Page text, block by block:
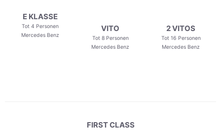
E KLASSE
Tot 4 Personen
Mercedes Benz
VITO
Tot 8 Personen
Mercedes Benz
2 VITOS
Tot 16 Personen
Mercedes Benz
FIRST CLASS